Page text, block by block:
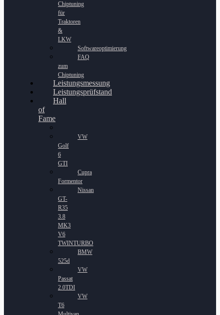
Chiptuning
für
Traktoren
&
LKW
Softwareoptimierung
FAQ
zum
Chiptuning
Leistungsmessung
Leistungsprüfstand
Hall
of
Fame
VW
Golf
6
GTI
Cupra
Formentor
Nissan
GT-
R35
3.8
MK3
V6
TWINTURBO
BMW
525d
VW
Passat
2.0TDI
VW
T6